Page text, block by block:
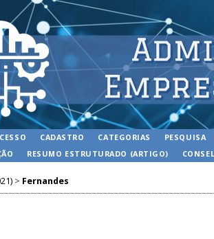
CADASTRO CATEGORIAS
PESQUISA
RESUMO ESTRUTURADO (ARTIGO)
> Fernandes